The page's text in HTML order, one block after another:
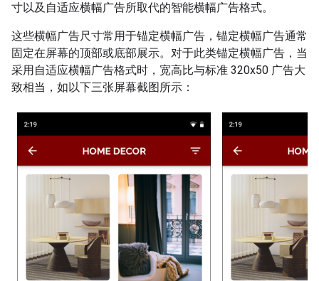
寸以及自适应横幅广告所取代的智能横幅广告格式。
这些横幅广告尺寸常用于锚定横幅广告，锚定横幅广告通常
固定在屏幕的顶部或底部展示。对于此类锚定横幅广告，当
采用自适应横幅广告格式时，宽高比与标准 320x50 广告大
致相当，如以下三张屏幕截图所示：